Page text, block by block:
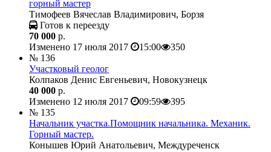
горный мастер
Тимофеев Вячеслав Владимирович, Борзя
Готов к переезду
70 000 р.
Изменено 17 июля 2017
15:00
350
№ 136
Участковый геолог
Колпаков Денис Евгеньевич, Новокузнецк
40 000 р.
Изменено 12 июля 2017
09:59
395
№ 135
Начальник участка.Помощник начальника. Механик.
Горный мастер.
Конышев Юрий Анатольевич, Междуреченск